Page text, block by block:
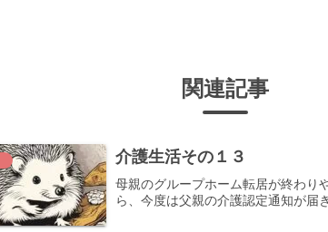
関連記事
介護生活その１３
母親のグループホーム転居が終わり
ら、今度は父親の介護認定通知が届